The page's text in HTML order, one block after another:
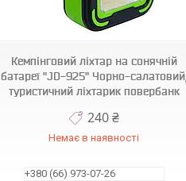
Кемпінговий ліхтар на сонячній
батареї "JD-925" Чорно-салатовий,
туристичний ліхтарик повербанк
240 ₴
Немає в наявності
+380 (66) 973-07-26
1010082-Orange